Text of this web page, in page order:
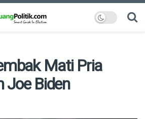
Mati Pria
Joe Biden